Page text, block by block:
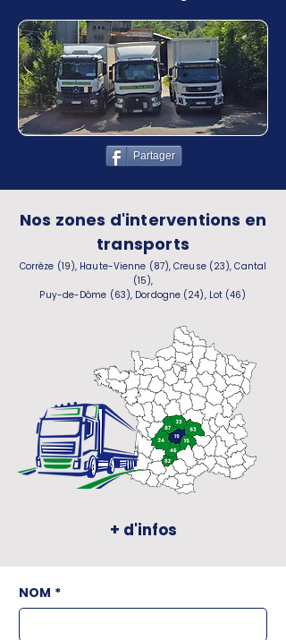
Partager
Nos zones d'interventions en
transports
Corrèze (19), Haute-Vienne (87), Creuse (23), Cantal
(15),
Puy-de-Dôme (63), Dordogne (24), Lot (46)
+ d'infos
NOM *